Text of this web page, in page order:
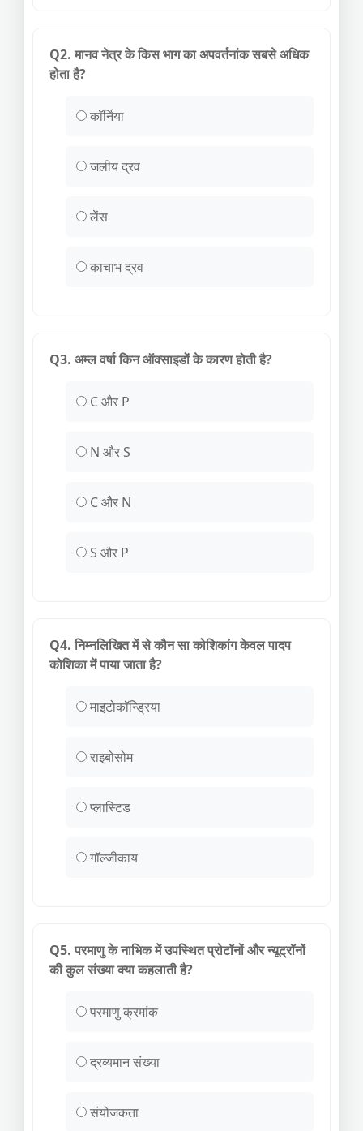
Q2. मानव नेत्र के किस भाग का अपवर्तनांक सबसे अधिक
होता है?
कॉर्निया
जलीय द्रव
लेंस
काचाभ द्रव
Q3. अम्ल वर्षा किन ऑक्साइडों के कारण होती है?
C और P
N और S
C और N
S और P
Q4. निम्नलिखित में से कौन सा कोशिकांग केवल पादप
कोशिका में पाया जाता है?
माइटोकॉन्ड्रिया
राइबोसोम
प्लास्टिड
गॉल्जीकाय
Q5. परमाणु के नाभिक में उपस्थित प्रोटॉनों और न्यूट्रॉनों
की कुल संख्या क्या कहलाती है?
परमाणु क्रमांक
द्रव्यमान संख्या
संयोजकता